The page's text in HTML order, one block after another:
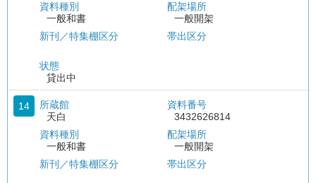
資料種別
一般和書
新刊／特集棚区分
状態
貸出中
配架場所
一般開架
帯出区分
14
所蔵館
天白
資料種別
一般和書
新刊／特集棚区分
資料番号
3432626814
配架場所
一般開架
帯出区分